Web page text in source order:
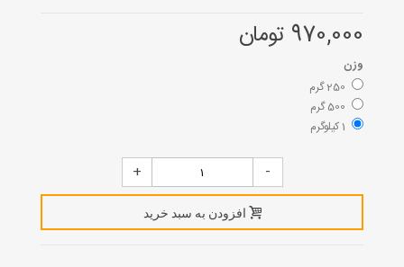
970,000 تومان
وزن
250 گرم
500 گرم
1 کیلوگرم
-
+
افزودن به سبد خرید